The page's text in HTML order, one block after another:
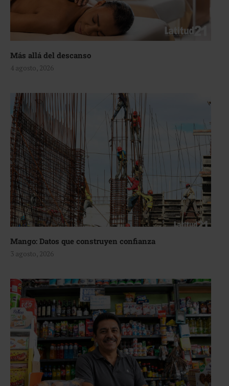
Más allá del descanso
4 agosto, 2026
Mango: Datos que construyen confianza
3 agosto, 2026